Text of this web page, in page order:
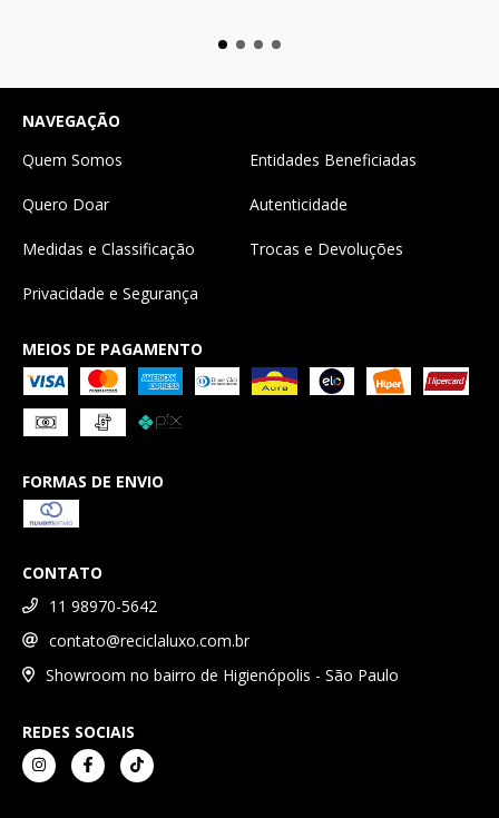
NAVEGAÇÃO
Quem Somos
Entidades Beneficiadas
Quero Doar Autenticidade
Medidas e Classificação Trocas e Devoluções
Privacidade e Segurança
MEIOS DE PAGAMENTO
FORMAS DE ENVIO
CONTATO
11 98970-5642
contato@reciclaluxo.com.br
Showroom no bairro de Higienópolis - São Paulo
REDES SOCIAIS